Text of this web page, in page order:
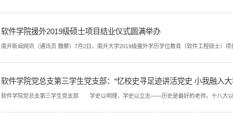
软件学院援外2019级硕士项目结业仪式圆满举办
南开新闻网讯（通讯员 魏攀）7月2日，南开大学2019级援外学历学位教育（软件工程硕士）
软件学院党总支第三学生党支部：“忆校史寻足迹讲活党史 小我融入
软件学院党总支第三学生党支部 学史以明理，学史以立志——历史是最好的老师。十八大以